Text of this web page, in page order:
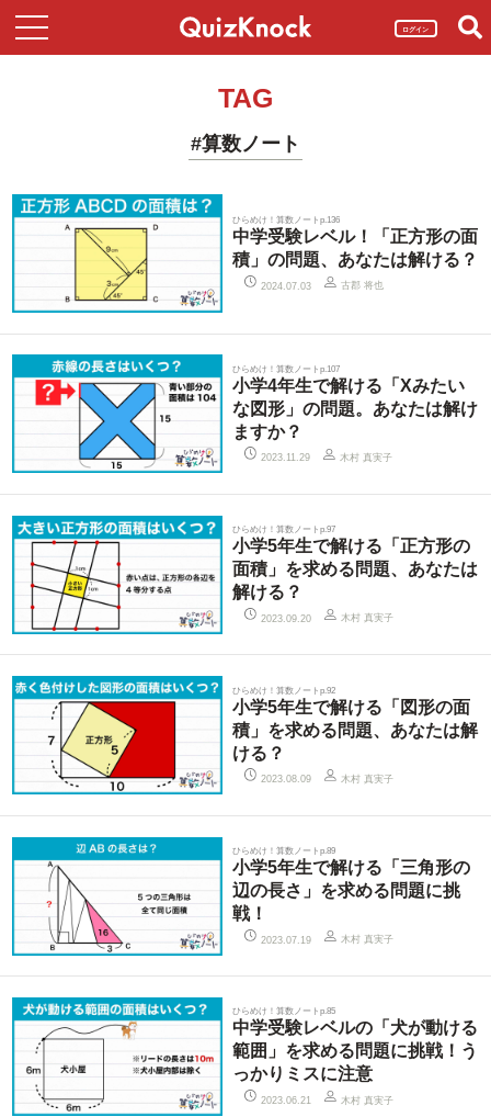
ログイン
TAG
#算数ノート
ひらめけ！算数ノートp.136
中学受験レベル！「正方形の面
積」の問題、あなたは解ける？
2024.07.03 古郡 将也
ひらめけ！算数ノートp.107
小学4年生で解ける「Xみたい
な図形」の問題。あなたは解け
ますか？
2023.11.29 木村 真実子
ひらめけ！算数ノートp.97
小学5年生で解ける「正方形の
面積」を求める問題、あなたは
解ける？
2023.09.20 木村 真実子
ひらめけ！算数ノートp.92
小学5年生で解ける「図形の面
積」を求める問題、あなたは解
ける？
2023.08.09 木村 真実子
ひらめけ！算数ノートp.89
小学5年生で解ける「三角形の
辺の長さ」を求める問題に挑
戦！
2023.07.19 木村 真実子
ひらめけ！算数ノートp.85
中学受験レベルの「犬が動ける
範囲」を求める問題に挑戦！う
っかりミスに注意
2023.06.21 木村 真実子